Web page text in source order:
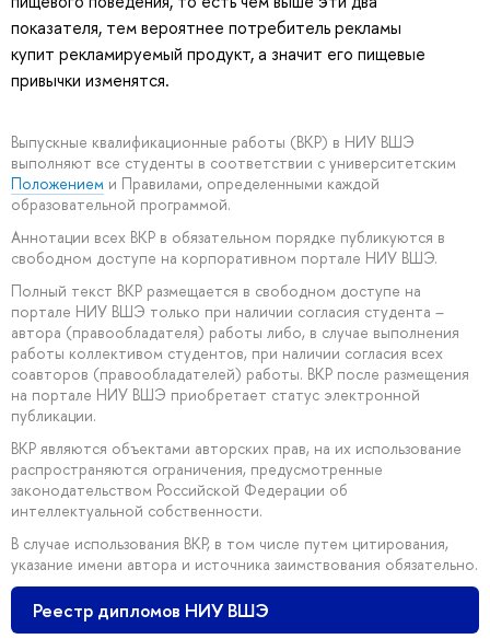
показателя, тем вероятнее потребитель рекламы
купит рекламируемый продукт, а значит его пищевые
привычки изменятся.
Выпускные квалификационные работы (ВКР) в НИУ ВШЭ
выполняют все студенты в соответствии с университетским
Положением и Правилами, определенными каждой
образовательной программой.
Аннотации всех ВКР в обязательном порядке публикуются в
свободном доступе на корпоративном портале НИУ ВШЭ.
Полный текст ВКР размещается в свободном доступе на
портале НИУ ВШЭ только при наличии согласия студента –
автора (правообладателя) работы либо, в случае выполнения
работы коллективом студентов, при наличии согласия всех
соавторов (правообладателей) работы. ВКР после размещения
на портале НИУ ВШЭ приобретает статус электронной
публикации.
ВКР являются объектами авторских прав, на их использование
распространяются ограничения, предусмотренные
законодательством Российской Федерации об
интеллектуальной собственности.
В случае использования ВКР, в том числе путем цитирования,
указание имени автора и источника заимствования обязательно.
Реестр дипломов НИУ ВШЭ